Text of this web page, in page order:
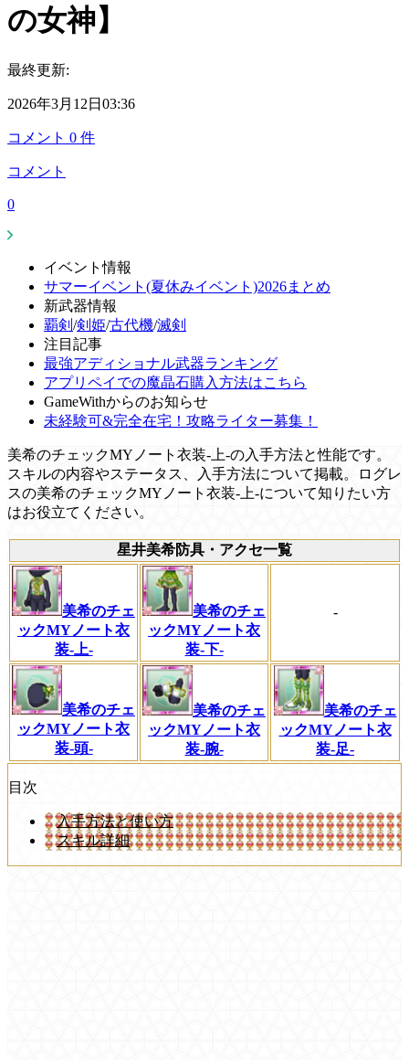
の女神】
最終更新:
2026年3月12日03:36
コメント 0 件
コメント
0
イベント情報
サマーイベント(夏休みイベント)2026まとめ
新武器情報
覇剣 /剣姫/古代機/滅剣
注目記事
最強アディショナル武器ランキング
アプリペイでの魔晶石購入方法はこちら
GameWithからのお知らせ
未経験可&完全在宅！攻略ライター募集！
美希のチェックMYノート衣装-上-の入手方法と性能です。
スキルの内容やステータス、入手方法について掲載。ログレ
スの美希のチェックMYノート衣装-上-について知りたい方
はお役立てください。
星井美希防具・アクセ一覧
美希のチェ
ックMYノート衣
装-上-
美希のチェ
ックMYノート衣
装-下-
-
美希のチェ
ックMYノート衣
装-頭-
美希のチェ
ックMYノート衣
装-腕-
美希のチェ
ックMYノート衣
装-足-
目次
入手方法と使い方
スキル詳細